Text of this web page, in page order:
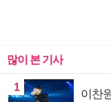
많이 본 기사
1
이찬